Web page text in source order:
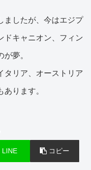
ましたが、今はエジプ
ドキャニオン、フィン
夢。
タリア、オーストリア
ります。
LINE コピー